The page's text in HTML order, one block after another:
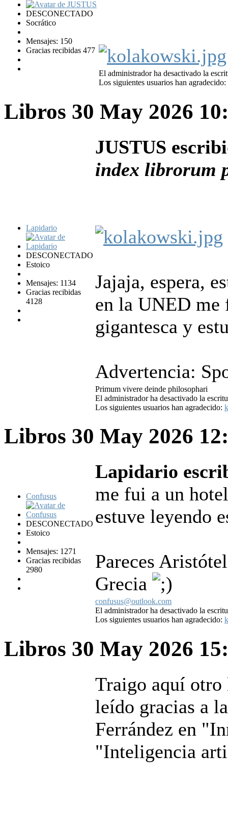
DESCONECTADO
Socrático
Mensajes: 150
Gracias recibidas 477
El administrador ha desactivado la
Los siguientes usuarios han agradecido:
Libros 30 May 2026
Lapidario
DESCONECTADO
Estoico
Mensajes: 1134
Gracias recibidas
4128
JUSTUS
index librorum
Jajaja, espera,
en la UNED me
gigantesca y
Advertencia:
Primum vivere deinde philosophari
El administrador ha desactivado la
Los siguientes usuarios han agradecido:
Libros 30 May 2026
Confusus
DESCONECTADO
Estoico
Mensajes: 1271
Gracias recibidas
2980
Lapidario
me fui a un
estuve leyendo
Pareces
Grecia
confusus@outlook.com
El administrador ha desactivado la
Los siguientes usuarios han agradecido:
Libros 30 May 2026
Traigo aquí otro
leído gracias a
Ferrández en
"Inteligencia